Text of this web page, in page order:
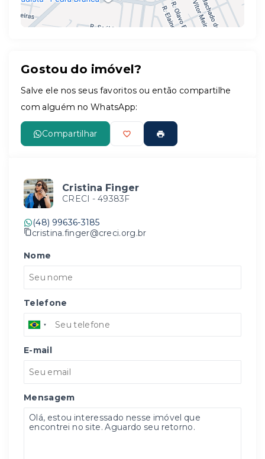
Gostou do imóvel?
Salve ele nos seus favoritos ou então compartilhe
com alguém no WhatsApp:
Compartilhar
Cristina Finger
CRECI - 49383F
(48) 99636-3185
cristina.finger@creci.org.br
Nome
Telefone
E-mail
Mensagem